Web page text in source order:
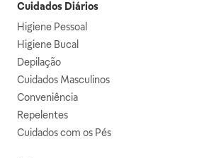
Cuidados Diários
Higiene Pessoal
Higiene Bucal
Depilação
Cuidados Masculinos
Conveniência
Repelentes
Cuidados com os Pés